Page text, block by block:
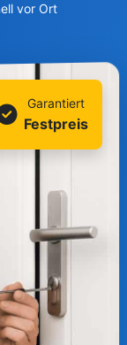
vor Ort
Garantiert
Festpreis